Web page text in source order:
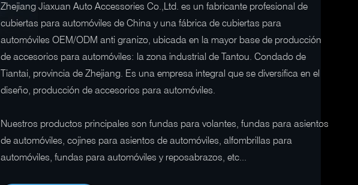
Zhejiang Jiaxuan Auto Accessories Co.,Ltd. es un fabricante profesional de
cubiertas para automóviles de China y una fábrica de cubiertas para
automóviles OEM/ODM anti granizo, ubicada en la mayor base de producción
de accesorios para automóviles: la zona industrial de Tantou. Condado de
Tiantai, provincia de Zhejiang. Es una empresa integral que se diversifica en el
diseño, producción de accesorios para automóviles.
Nuestros productos principales son fundas para volantes, fundas para asientos
de automóviles, cojines para asientos de automóviles, alfombrillas para
automóviles, fundas para automóviles y reposabrazos, etc...